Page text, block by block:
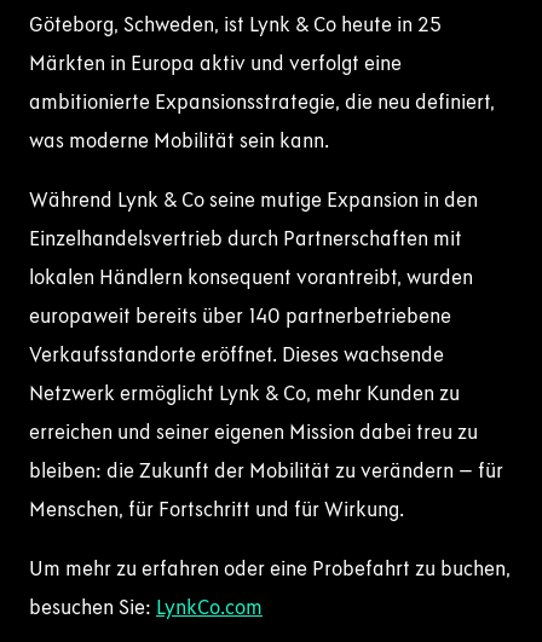
Göteborg, Schweden, ist Lynk & Co heute in 25
Märkten in Europa aktiv und verfolgt eine
ambitionierte Expansionsstrategie, die neu definiert,
was moderne Mobilität sein kann.
Während Lynk & Co seine mutige Expansion in den
Einzelhandelsvertrieb durch Partnerschaften mit
lokalen Händlern konsequent vorantreibt, wurden
europaweit bereits über 140 partnerbetriebene
Verkaufsstandorte eröffnet. Dieses wachsende
Netzwerk ermöglicht Lynk & Co, mehr Kunden zu
erreichen und seiner eigenen Mission dabei treu zu
bleiben: die Zukunft der Mobilität zu verändern – für
Menschen, für Fortschritt und für Wirkung.
Um mehr zu erfahren oder eine Probefahrt zu buchen,
besuchen Sie: LynkCo.com